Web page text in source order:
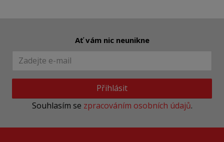
Ať vám nic neunikne
Přihlásit
Souhlasím se zpracováním osobních údajů.